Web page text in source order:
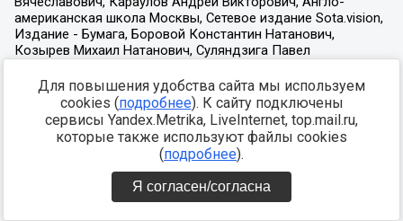
Для повышения удобства сайта мы используем
cookies (подробнее). К сайту подключены
сервисы Yandex.Metrika, LiveInternet, top.mail.ru,
которые также используют файлы cookies
(подробнее).
Я согласен/согласна